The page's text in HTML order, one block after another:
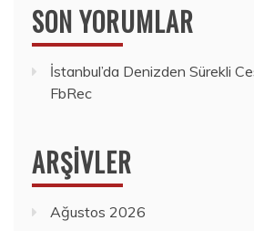
SON YORUMLAR
İstanbul’da Denizden Sürekli
FbRec
ARŞIVLER
Ağustos 2026